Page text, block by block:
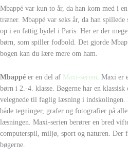
Mbappé var kun to år, da han kom med i
træner. Mbappé var seks år, da han
op i en fattig bydel i Paris. Her er der
børn, som spiller fodbold. Det gjorde
bogen kan du lære mere om ham.
Mbappé er en del af Maxi-serien . Maxi er
børn i 2.-4. klasse. Bøgerne har en
velegnede til faglig læsning i indskolingen.
både tegninger, grafer og fotografier på
læsningen. Maxi-serien berører en bred
computerspil, miljø, sport og naturen. Der
bøgerne.